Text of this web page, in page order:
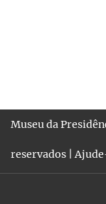
Museu da
reservados |